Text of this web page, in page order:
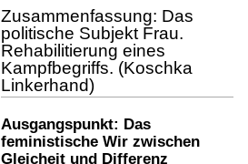
Zusammenfassung: Das
politische Subjekt Frau.
Rehabilitierung eines
Kampfbegriffs. (Koschka
Linkerhand)
Ausgangspunkt: Das
feministische Wir zwischen
Gleicheit und Differenz